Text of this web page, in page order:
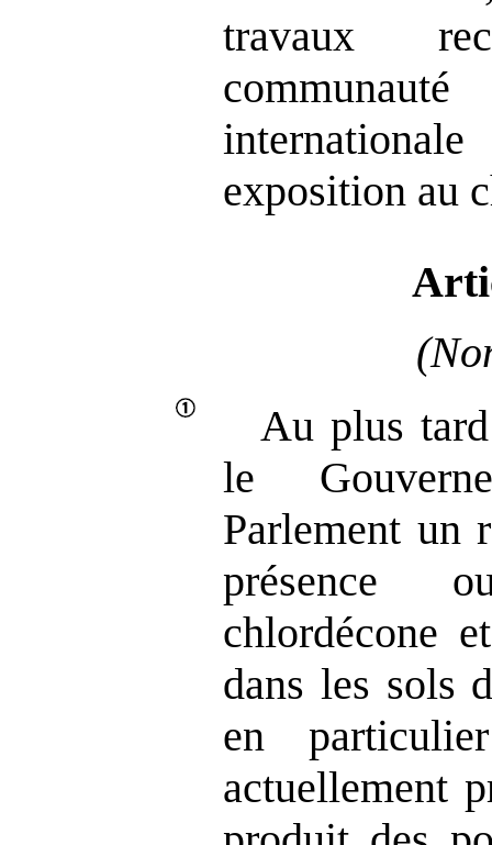
travaux
exposition au
Au plus
le
Parlement un
présence
chlordécone
dans les sols
en
actuellement